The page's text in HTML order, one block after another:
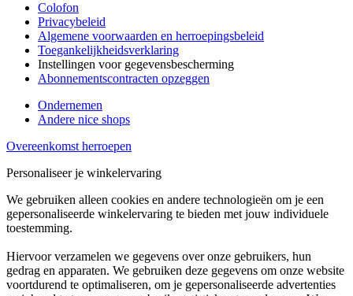
Colofon
Privacybeleid
Algemene voorwaarden en herroepingsbeleid
Toegankelijkheidsverklaring
Instellingen voor gegevensbescherming
Abonnementscontracten opzeggen
Ondernemen
Andere nice shops
Overeenkomst herroepen
Personaliseer je winkelervaring
We gebruiken alleen cookies en andere technologieën om je een
gepersonaliseerde winkelervaring te bieden met jouw individuele
toestemming.
Hiervoor verzamelen we gegevens over onze gebruikers, hun
gedrag en apparaten. We gebruiken deze gegevens om onze website
voortdurend te optimaliseren, om je gepersonaliseerde advertenties